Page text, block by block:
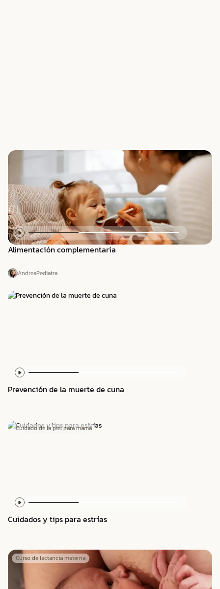
Alimentación complementaria
AndreaPediatra
Prevención de la muerte de cuna
Cuidado de la piel para mamá
Cuidados y tips para estrías
Curso de lactancia materna